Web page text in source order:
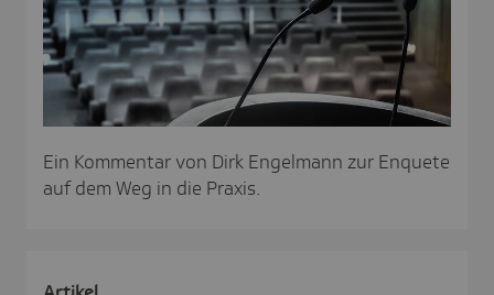
Ein Kommentar von Dirk Engelmann zur Enquete
auf dem Weg in die Praxis.